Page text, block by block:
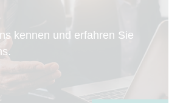
kennen und erfahren Sie